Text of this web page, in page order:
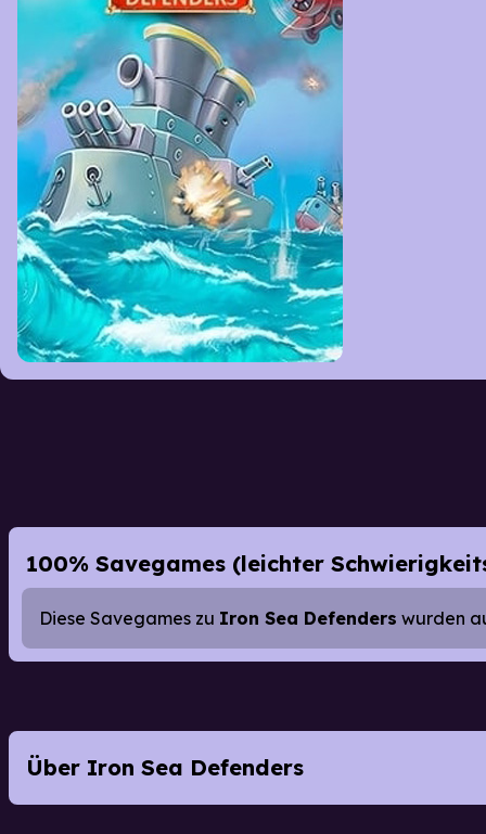
100% Savegames (leichter
Diese Savegames zu Iron Sea Defenders wurden
Über Iron Sea Defenders